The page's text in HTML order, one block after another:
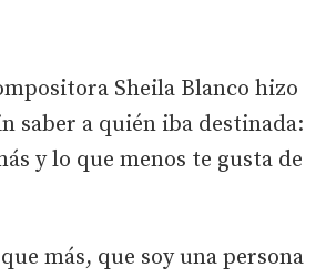
Sheila Blanco hizo
saber a quién iba destinada:
y lo que menos te gusta de
más, que soy una persona